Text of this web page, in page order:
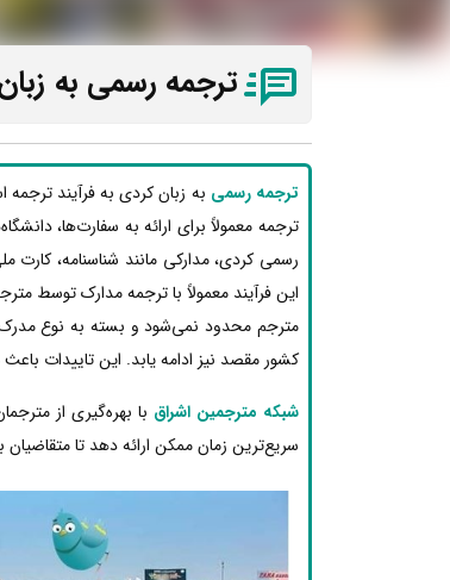
ترجمه رسمی به
ترجمه رسمی به زبان کردی به فرآیند
ترجمه معمولاً برای ارائه به سفارت‌ها،
رسمی کردی، مدارکی مانند شناسنامه،
این فرآیند معمولاً با ترجمه مدارک توسط
مترجم محدود نمی‌شود و بسته به نوع مدرک
کشور مقصد نیز ادامه یابد. این تاییدات
شبکه مترجمین اشراق با بهره‌گیری از
سریع‌ترین زمان ممکن ارائه دهد تا متقاضیان